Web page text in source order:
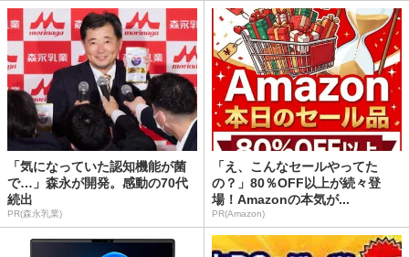
「気になっていた認知機能が菌
で…」森永が開発。感動の70代
続出
PR(森永乳業)
「え、こんなセールやってた
の？」80％OFF以上が続々登
場！Amazonの本気が...
PR(Amazon)